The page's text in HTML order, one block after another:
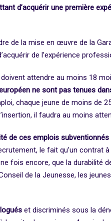
d’acquérir une première
de la mise en œuvre de la
de l’expérience
attendre au moins 18
ne sont pas tenues
chaque jeune de moins de
il faudra au moins
de ces emplois
le fait qu’un
fois encore, que la durabilité
de la Jeunesse, les
et discriminés sous la